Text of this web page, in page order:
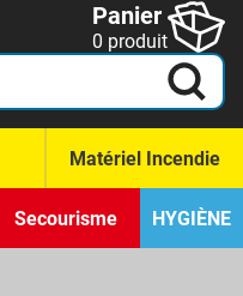
Panier
0 produit
Matériel Incendie
Secourisme HYGIÈNE